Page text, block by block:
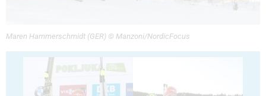
Maren Hammerschmidt (GER) © Manzoni/NordicFocus